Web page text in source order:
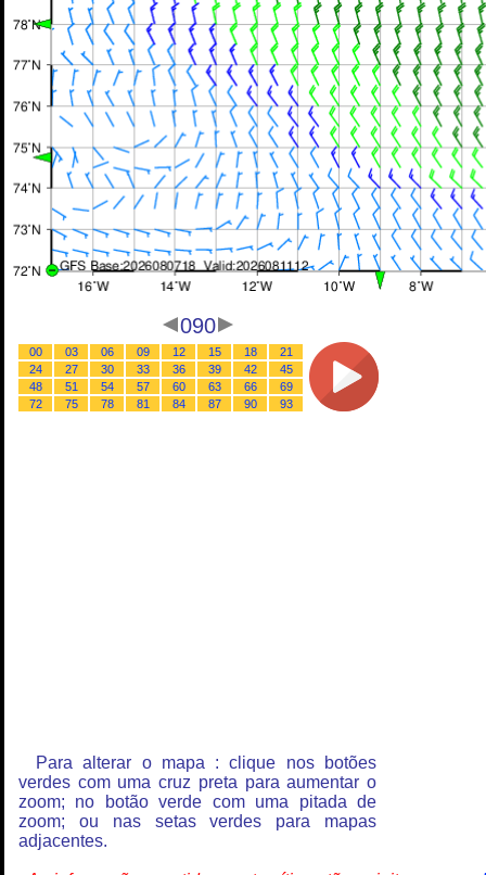
090
00 03 06 09 12 15 18
21
24
27 30 33 36 39 42
45
48
51 54 57 60 63 66
69
72
75 78 81 84 87 90 93
Para alterar o mapa : clique nos botões
verdes com uma cruz preta para aumentar o
zoom; no botão verde com uma pitada de
zoom; ou nas setas verdes para mapas
adjacentes.